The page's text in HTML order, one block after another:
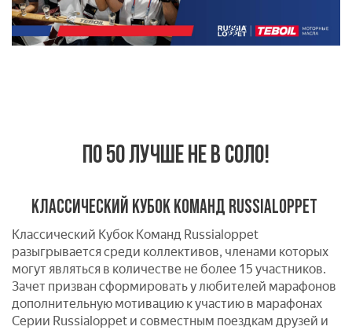
ПО 50 ЛУЧШЕ НЕ В СОЛО!
КЛАССИЧЕСКИЙ КУБОК КОМАНД RUSSIALOPPET
Классический Кубок Команд Russialoppet
разыгрывается среди коллективов, членами которых
могут являться в количестве не более 15 участников.
Зачет призван сформировать у любителей марафонов
дополнительную мотивацию к участию в марафонах
Серии Russialoppet и совместным поездкам друзей и